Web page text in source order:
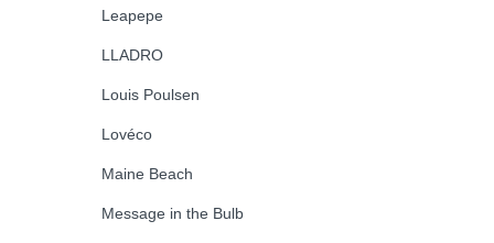
Leapepe
LLADRO
Louis Poulsen
Lovéco
Maine Beach
Message in the Bulb